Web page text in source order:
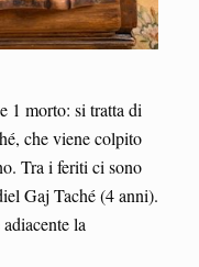
1 morto: si tratta di
che viene colpito
Tra i feriti ci sono
Gaj Taché (4 anni).
la